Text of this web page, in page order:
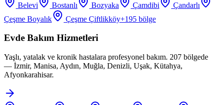
Belevi
Bostanlı Bozyaka Çamdibi
Çandarlı
Çeşme Boyalık
Çeşme Çiftlikköy+195 bölge
Evde Bakım Hizmetleri
Yaşlı, yatalak ve kronik hastalara profesyonel bakım. 207 bölgede
— İzmir, Manisa, Aydın, Muğla, Denizli, Uşak, Kütahya,
Afyonkarahisar.